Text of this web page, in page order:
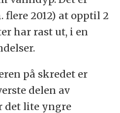
flere 2012) at opptil 2
har rast ut, i en
på skredet er
delen av
det lite yngre